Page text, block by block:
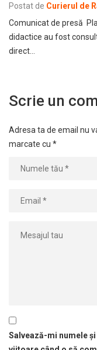
Postat de Curierul de
Comunicat de presă
didactice au fost
direct…
Scrie un
Adresa ta de email nu
marcate cu *
Salvează-mi numele